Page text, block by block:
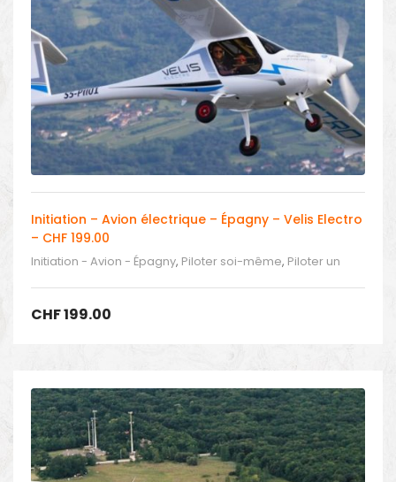
Initiation – Avion électrique – Épagny – Velis Electro
– CHF 199.00
Initiation - Avion - Épagny, Piloter soi-même, Piloter un
CHF199.00